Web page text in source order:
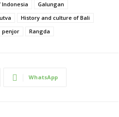
Indonesia
Galungan
History and culture of Bali
penjor Rangda
WhatsApp